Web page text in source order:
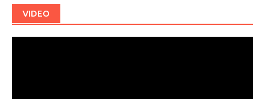
VIDEO